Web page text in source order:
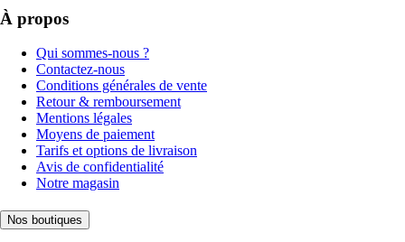
À propos
Qui sommes-nous ?
Contactez-nous
Conditions générales de vente
Retour & remboursement
Mentions légales
Moyens de paiement
Tarifs et options de livraison
Avis de confidentialité
Notre magasin
Nos boutiques